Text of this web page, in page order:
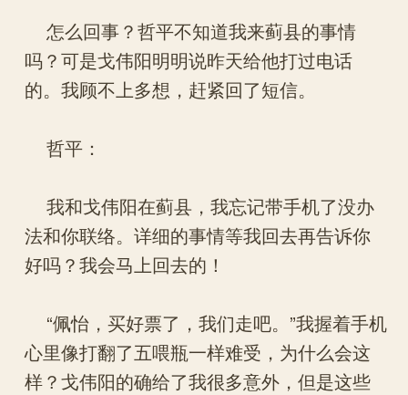
怎么回事？哲平不知道我来蓟县的事情
吗？可是戈伟阳明明说昨天给他打过电话
的。我顾不上多想，赶紧回了短信。
哲平：
我和戈伟阳在蓟县，我忘记带手机了没办
法和你联络。详细的事情等我回去再告诉你
好吗？我会马上回去的！
“佩怡，买好票了，我们走吧。”我握着手机
心里像打翻了五喂瓶一样难受，为什么会这
样？戈伟阳的确给了我很多意外，但是这些